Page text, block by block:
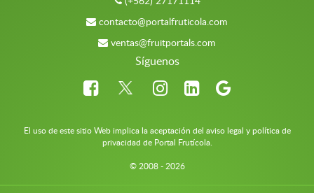
contacto@portalfruticola.com
ventas@fruitportals.com
Síguenos
El uso de este sitio Web implica la aceptación del aviso legal y política de
privacidad de Portal Frutícola.
© 2008 - 2026